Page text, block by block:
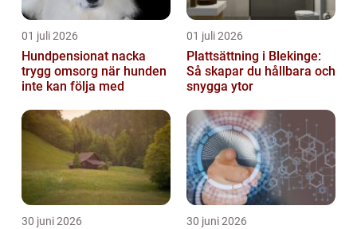
01 juli 2026
Hundpensionat nacka
trygg omsorg när hunden
inte kan följa med
01 juli 2026
Plattsättning i Blekinge:
Så skapar du hållbara och
snygga ytor
30 juni 2026 30 juni 2026